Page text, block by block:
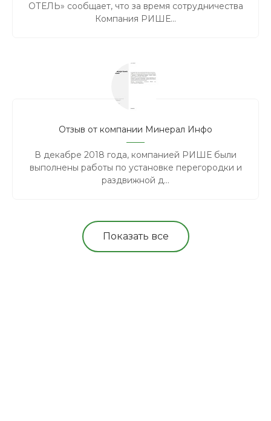
ОТЕЛЬ» сообщает, что за время сотрудничества
Компания РИШЕ...
Отзыв от компании Минерал Инфо
В декабре 2018 года, компанией РИШЕ были
выполнены работы по установке перегородки и
раздвижной д...
Показать все